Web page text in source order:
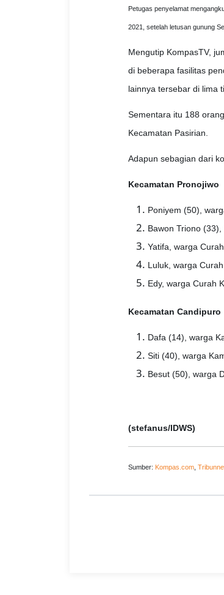
Petugas penyelamat
2021, setelah letusan gunung
Mengutip KompasTV,
di beberapa fasilitas
lainnya tersebar di lima
Sementara itu 188
Kecamatan Pasirian.
Adapun sebagian dari
Kecamatan Pronojiwo
Poniyem (50),
Bawon Triono
Yatifa, warga
Luluk, warga
Edy, warga Curah
Kecamatan Candipuro
Dafa (14), warga
Siti (40), warga
Besut (50), warga
(stefanus/IDWS)
Sumber: Kompas.com,